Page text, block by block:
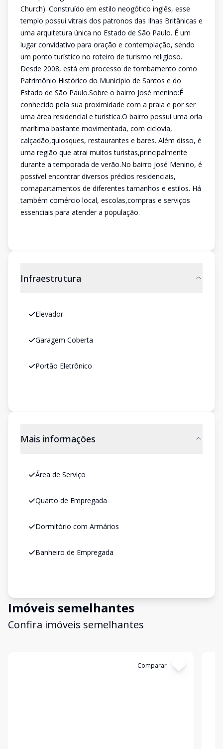
Church): Construído em estilo neogótico inglês, esse
templo possui vitrais dos patronos das Ilhas Britânicas e
uma arquitetura única no Estado de São Paulo. É um
lugar convidativo para oração e contemplação, sendo
um ponto turístico no roteiro de turismo religioso.
Desde 2008, está em processo de tombamento como
Patrimônio Histórico do Município de Santos e do
Estado de São Paulo.Sobre o bairro José menino:É
conhecido pela sua proximidade com a praia e por ser
uma área residencial e turística.O bairro possui uma orla
marítima bastante movimentada, com ciclovia,
calçadão,quiosques, restaurantes e bares. Além disso, é
uma região que atrai muitos turistas,principalmente
durante a temporada de verão.No bairro José Menino, é
possível encontrar diversos prédios residenciais,
comapartamentos de diferentes tamanhos e estilos. Há
também comércio local, escolas,compras e serviços
essenciais para atender a população.
Infraestrutura
Elevador
Garagem Coberta
Portão Eletrônico
Mais informações
Área de Serviço
Quarto de Empregada
Dormitório com Armários
Banheiro de Empregada
Imóveis semelhantes
Confira imóveis semelhantes
Comparar